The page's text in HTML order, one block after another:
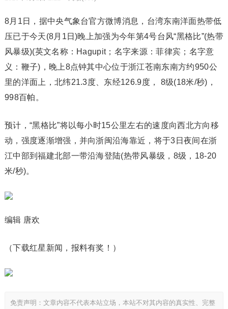
8月1日，据中央气象台官方微博消息，台湾东南洋面热带低
压已于今天(8月1日)晚上加强为今年第4号台风“黑格比”(热带
风暴级)(英文名称：Hagupit；名字来源：菲律宾；名字意
义：鞭子)，晚上8点钟其中心位于浙江苍南东南方约950公
里的洋面上，北纬21.3度、东经126.9度， 8级(18米/秒)，
998百帕。
预计，“黑格比”将以每小时15公里左右的速度向西北方向移
动，强度逐渐增强，并向浙闽沿海靠近，将于3日夜间在浙
江中部到福建北部一带沿海登陆(热带风暴级，8级，18-20
米/秒)。
编辑 唐欢
（下载红星新闻，报料有奖！）
免责声明：文章内容不代表本站立场，本站不对其内容的真实性、完整